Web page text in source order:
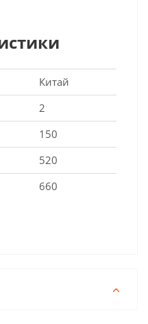
Китай
2
150
520
660